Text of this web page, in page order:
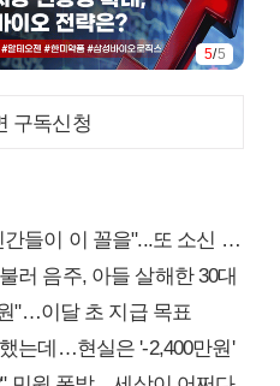
5/5
구독신청
이 이 꼴을"...또 소신 발언
러 음주, 아들 살해한 30대
"…이달 초 지급 목표
는데…현실은 '-2,400만원'